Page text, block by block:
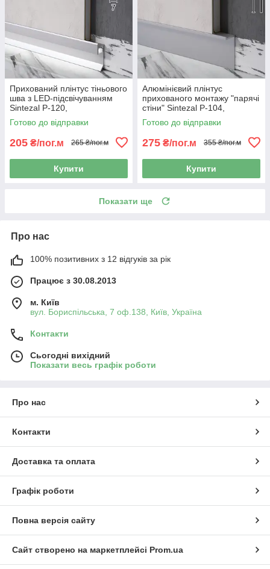
Прихований плінтус тіньового
шва з LED-підсвічуванням
Sintezal P-120,
20х12х2500мм.
Готово до відправки
205 ₴/пог.м 265 ₴/пог.м
Купити
Алюмінієвий плінтус
прихованого монтажу "парячі
стіни" Sintezal P-104,
40х15х2500мм.
Готово до відправки
275 ₴/пог.м 355 ₴/пог.м
Купити
Показати ще
Про нас
100% позитивних з 12 відгуків за рік
Працює з 30.08.2013
м. Київ
вул. Бориспільська, 7 оф.138, Київ, Україна
Контакти
Сьогодні вихідний
Показати весь графік роботи
Про нас
Контакти
Доставка та оплата
Графік роботи
Повна версія сайту
Сайт створено на маркетплейсі Prom.ua